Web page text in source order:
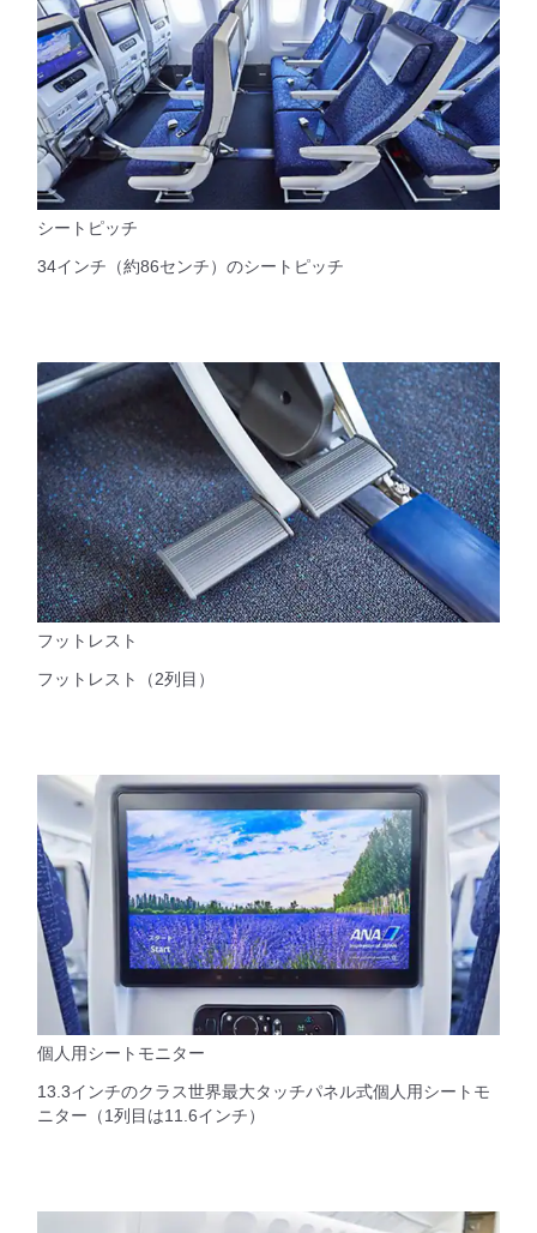
シートピッチ
34インチ（約86センチ）のシートピッチ
フットレスト
フットレスト（2列目）
個人用シートモニター
13.3インチのクラス世界最大タッチパネル式個人用シートモ
ニター（1列目は11.6インチ）